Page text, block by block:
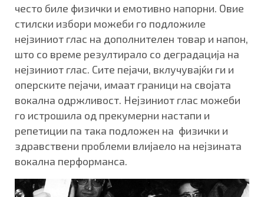
често биле физички и емотивно напорни. Овие
стилски избори можеби го подложиле
нејзиниот глас на дополнителен товар и напон,
што со време резултирало со деградација на
нејзиниот глас. Сите пејачи, вклучувајќи ги и
оперските пејачи, имаат граници на својата
вокална одржливост. Нејзиниот глас можеби
го истрошила од прекумерни настапи и
репетиции па така подложен на физички и
здравствени проблеми влијаело на нејзината
вокална перформанса.